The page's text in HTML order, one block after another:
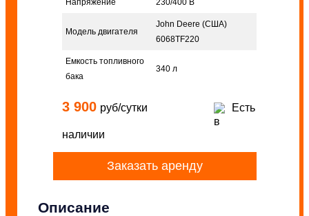
Напряжение 230/400 В
Модель двигателя
John Deere (США)
6068TF220
Емкость топливного
бака
340 л
3 900 руб/сутки
Есть
в
наличии
Заказать аренду
Описание